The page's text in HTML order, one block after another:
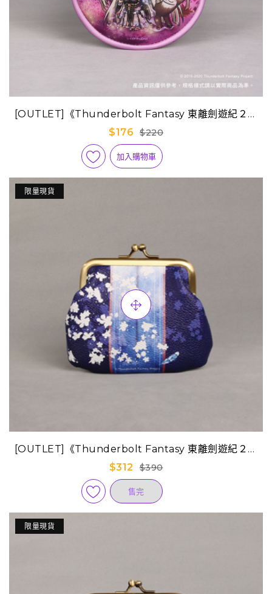
[OUTLET]《Thunderbolt Fantasy 東離劍遊紀２》
Q版迷你隨身包-蠍瓔珞
$176 $220
加入購物車
限量現貨
[OUTLET]《Thunderbolt Fantasy 東離劍遊紀２》
口金零錢包-凜雪鴉(意象)
$312 $390
售完
限量現貨